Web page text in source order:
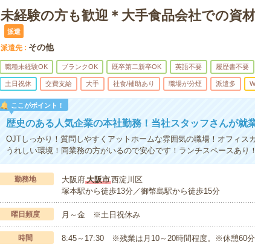
未経験の方も歓迎＊大手食品会社での資
派遣
派遣先 その他
職種未経験OK ブランクOK 既卒第二新卒OK 英語不要 履歴書不要
土日祝休 交費支給 大手 社食/補助あり 職場が分煙 派遣多
ここがポイント！
歴史のある人気企業の本社勤務！当社スタッフさんが就
OJTしっかり！質問しやすくアットホームな雰囲気の職場！オフィス
うれしい環境！同業務の方がいるので安心です！ランチスペースあり！
勤務地 大阪府大阪市西淀川区
塚本駅から徒歩13分／御幣島駅から徒歩15分
曜日頻度 月～金 ※土日祝休み
時間 8:45～17:30 ※残業は月10～20時間程度。※休憩60分